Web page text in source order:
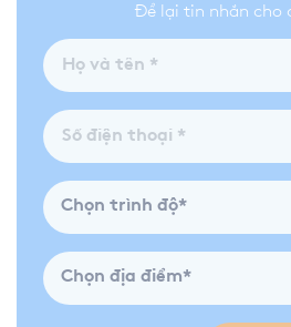
Để lại tin nhắn cho
Chọn trình độ*
Chọn địa điểm*